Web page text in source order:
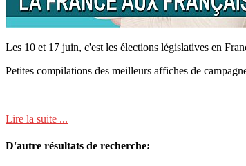
Les 10 et 17 juin, c'est les élections législatives en
Petites compilations des meilleurs affiches de
Lire la suite ...
D'autre résultats de recherche: